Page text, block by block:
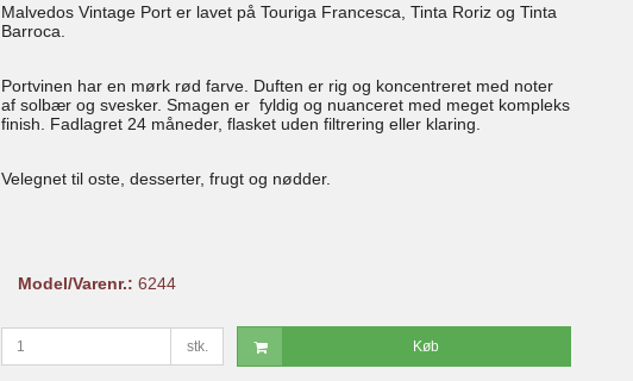
Malvedos Vintage Port er lavet på Touriga Francesca, Tinta Roriz og Tinta
Barroca.
Portvinen har en mørk rød farve. Duften er rig og koncentreret med noter
af solbær og svesker. Smagen er fyldig og nuanceret med meget kompleks
finish. Fadlagret 24 måneder, flasket uden filtrering eller klaring.
Velegnet til oste, desserter, frugt og nødder.
Model/Varenr.: 6244
stk. Køb